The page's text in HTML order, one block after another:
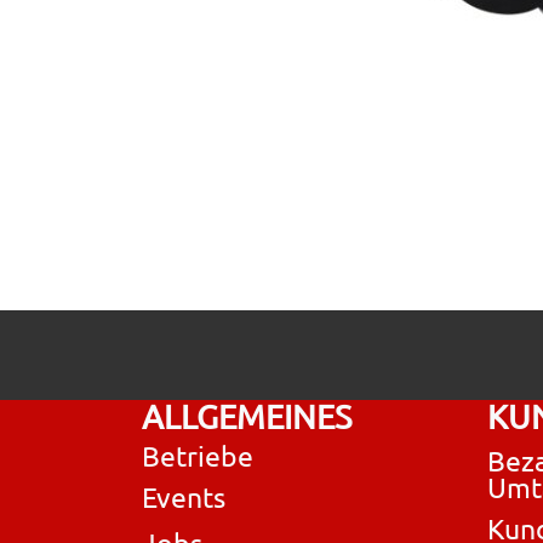
ALLGEMEINES
Betriebe
Events